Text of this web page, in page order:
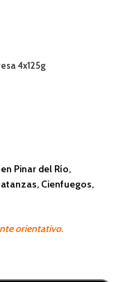
4x125g
Pinar del Río,
Cienfuegos,
orientativo.